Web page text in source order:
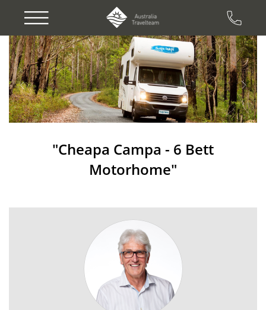
Previous Next
"Cheapa Campa - 6 Bett
Motorhome"